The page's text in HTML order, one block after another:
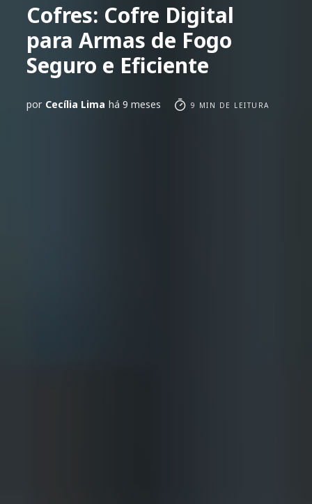
Cofres: Cofre Digital
para Armas de Fogo
Seguro e Eficiente
por Cecília Lima há 9 meses 9 MIN DE LEITURA